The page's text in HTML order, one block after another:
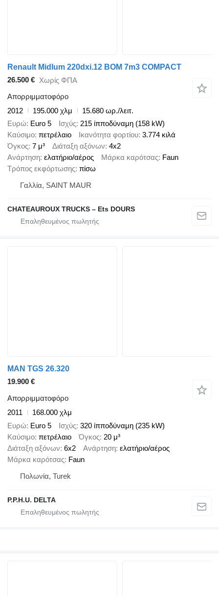
Renault Midlum 220dxi.12 BOM 7m3 COMPACT
26.500 € Χωρίς ΦΠΑ
Απορριμματοφόρο
2012
195.000 χλμ
15.680 ωρ./λειτ.
Ευρώ Euro 5 Ισχύς 215 ίπποδύναμη (158 kW)
Καύσιμο πετρέλαιο Ικανότητα φορτίου 3.774 κιλά
Όγκος 7 μ³ Διάταξη αξόνων 4x2
Ανάρτηση ελατήριο/αέρος Μάρκα καρότσας Faun
Τρόπος εκφόρτωσης πίσω
Γαλλία, SAINT MAUR
CHATEAUROUX TRUCKS – Ets DOURS
MAN TGS 26.320
19.900 €
Απορριμματοφόρο
2011
168.000 χλμ
Ευρώ Euro 5 Ισχύς 320 ίπποδύναμη (235 kW)
Καύσιμο πετρέλαιο Όγκος 20 μ³
Διάταξη αξόνων 6x2 Ανάρτηση ελατήριο/αέρος
Μάρκα καρότσας Faun
Πολωνία, Turek
P.P.H.U. DELTA